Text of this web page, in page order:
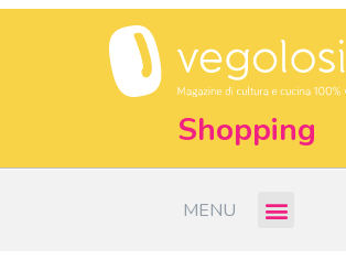
Shopping
MENU